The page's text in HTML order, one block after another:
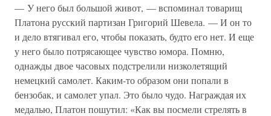
— У него был большой живот, — вспоминал товарищ
Платона русский партизан Григорий Шевела. — И он то
и дело втягивал его, чтобы показать, будто его нет. И еще
у него было потрясающее чувство юмора. Помню,
однажды двое часовых подстрелили низколетящий
немецкий самолет. Каким-то образом они попали в
бензобак, и самолет упал. Это было чудо. Награждая их
медалью, Платон пошутил: «Как вы посмели стрелять в